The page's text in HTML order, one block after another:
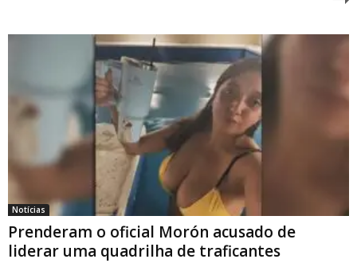
Notícias
Prenderam o oficial Morón acusado de
liderar uma quadrilha de traficantes